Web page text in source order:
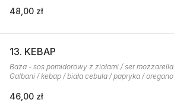
48,00 zł
13. KEBAP
Baza - sos pomidorowy z ziołami / ser mozzarella
Galbani / kebap / biała cebula / papryka / oregano
46,00 zł